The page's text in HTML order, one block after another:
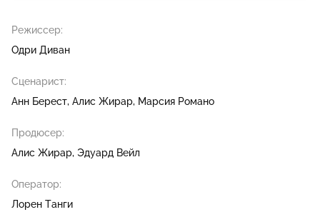
Режиссер:
Одри Диван
Сценарист:
Анн Берест Алис Жирар Марсия Романо
Продюсер:
Алис Жирар Эдуард Вейл
Оператор:
Лорен Танги